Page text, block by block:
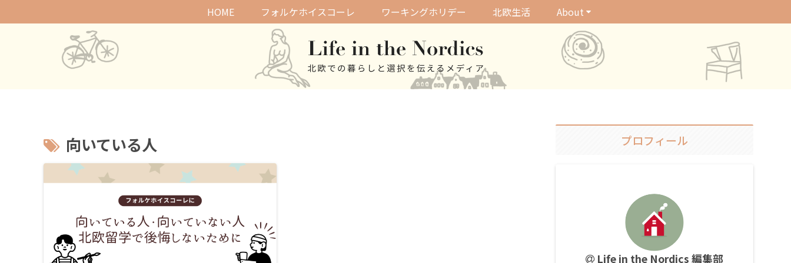
HOME フォルケホイスコーレ ワーキングホリデー 北欧生活 About
向いている人 プロフィール
Life in the Nordics 編集部